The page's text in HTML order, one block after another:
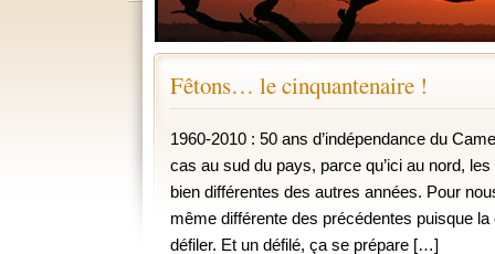
Fêtons… le cinquantenaire !
1960-2010 : 50 ans d’indépendance du
cas au sud du pays, parce qu’ici au nord,
bien différentes des autres années. Pour
même différente des précédentes puisque
défiler. Et un défilé, ça se prépare […]